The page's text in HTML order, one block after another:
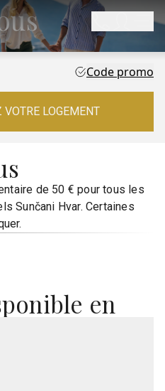
Code promo
VOTRE LOGEMENT
de 50 € pour tous les
Sunčani Hvar. Certaines
en